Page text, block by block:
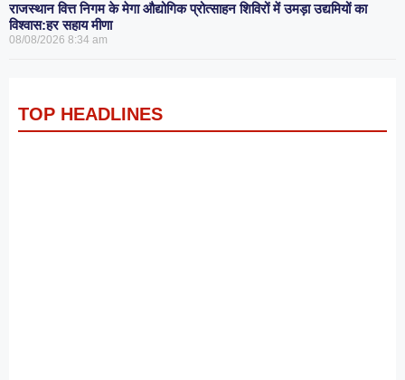
राजस्थान वित्त निगम के मेगा औद्योगिक प्रोत्साहन शिविरों में उमड़ा उद्यमियों का
विश्वास:हर सहाय मीणा
08/08/2026 8:34 am
TOP HEADLINES